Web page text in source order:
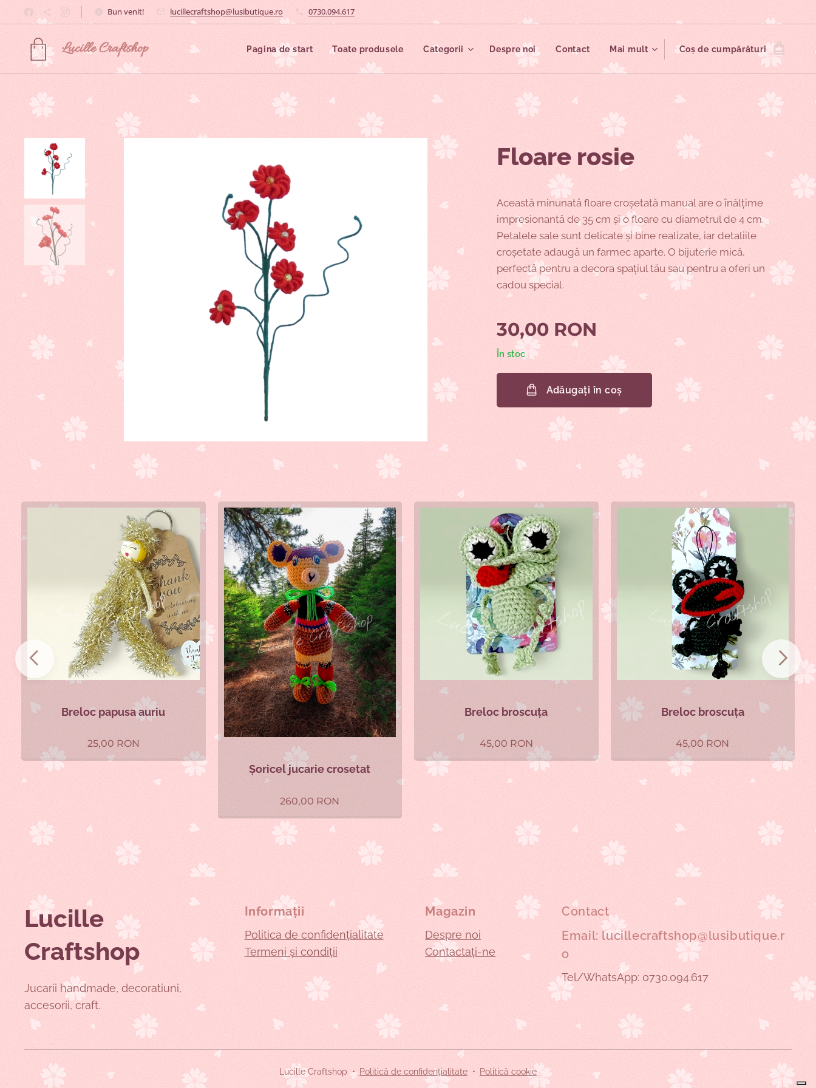
Bun venit! lucillecraftshop@lusibutique.ro 0730.094.617
LucilleCraftshop Pagina de start Toate produsele Categorii Despre noi Contact Mai mult Coș de cumpărături
Floare rosie
Această minunată floare croșetată manual are o înălțime
impresionantă de 35 cm și o floare cu diametrul de 4 cm.
Petalele sale sunt delicate și bine realizate, iar detaliile
croșetate adaugă un farmec aparte. O bijuterie mică,
perfectă pentru a decora spațiul tău sau pentru a oferi un
cadou special.
30,00RON
În stoc
Adăugați în coș
Breloc papusa auriu
25,00 RON
Șoricel jucarie crosetat
260,00 RON
Breloc broscuța
45,00 RON
Breloc broscuța
45,00RON
Lucille
Craftshop
Jucarii handmade, decoratiuni,
accesorii, craft.
Informații
Politica de confidențialitate
Termeni și condiții
Magazin
Despre noi
Contactați-ne
Contact
Email: lucillecraftshop@lusibutique.r
o
Tel/WhatsApp: 0730.094.617
Lucille Craftshop Politică de confidențialitate Politică cookie